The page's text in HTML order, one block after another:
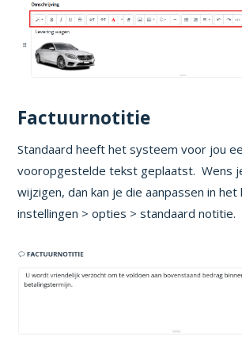
Factuurnotitie
Standaard heeft het systeem voor jou
vooropgestelde tekst geplaatst. Wens
wijzigen, dan kan je die aanpassen in het
instellingen > opties > standaard notitie.